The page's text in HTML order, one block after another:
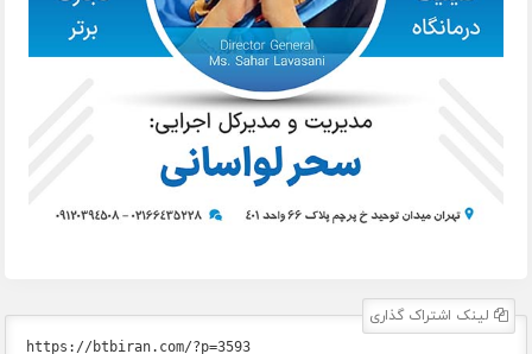
لینک اشتراک گذاری